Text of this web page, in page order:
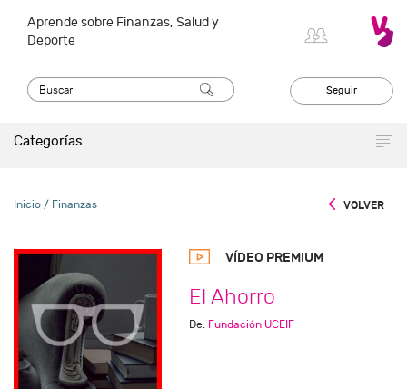
Aprende sobre Finanzas, Salud y
Deporte
Seguir
Categorías
Inicio / Finanzas VOLVER
VÍDEO PREMIUM
El Ahorro
De: Fundación UCEIF